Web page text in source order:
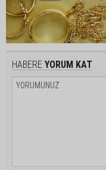
HABERE YORUM KAT